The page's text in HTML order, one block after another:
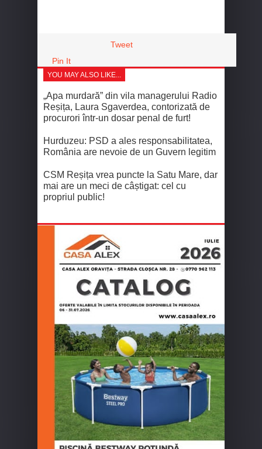
Tweet
Pin It
YOU MAY ALSO LIKE...
„Apa murdară” din vila managerului Radio
Reșița, Laura Sgaverdea, contorizată de
procurori într-un dosar penal de furt!
Hurduzeu: PSD a ales responsabilitatea,
România are nevoie de un Guvern legitim
CSM Reșița vrea puncte la Satu Mare, dar
mai are un meci de câștigat: cel cu
propriul public!